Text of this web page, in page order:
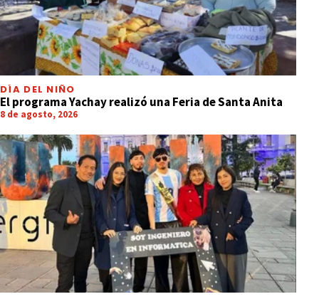
DÍA DEL NIÑO
El programa Yachay realizó una Feria de Santa Anita
8 de agosto, 2026